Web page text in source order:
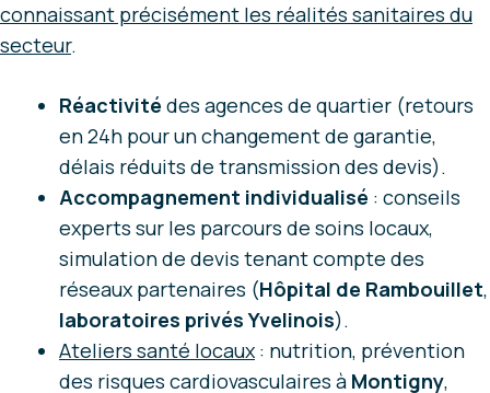
connaissant précisément les réalités sanitaires du
secteur.
Réactivité des agences de quartier (retours
en 24h pour un changement de garantie,
délais réduits de transmission des devis).
Accompagnement individualisé : conseils
experts sur les parcours de soins locaux,
simulation de devis tenant compte des
réseaux partenaires (Hôpital de Rambouillet,
laboratoires privés Yvelinois).
Ateliers santé locaux : nutrition, prévention
des risques cardiovasculaires à Montigny,